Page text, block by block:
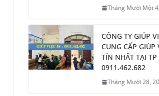
Tháng Mười Một
CÔNG TY GIÚP
CUNG CẤP GIÚP
TÍN NHẤT TẠI TP
0911.462.682
Tháng Mười 28,